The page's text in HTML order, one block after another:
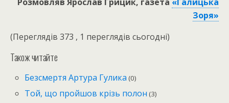
Зоря»
(Переглядів 373 , 1 переглядів сьогодні)
Також читайте
Безсмертя Артура Гулика (0)
Той, що пройшов крізь полон (3)